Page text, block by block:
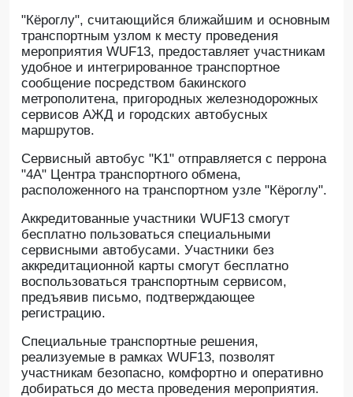
"Кёроглу", считающийся ближайшим и основным
транспортным узлом к месту проведения
мероприятия WUF13, предоставляет участникам
удобное и интегрированное транспортное
сообщение посредством бакинского
метрополитена, пригородных железнодорожных
сервисов АЖД и городских автобусных
маршрутов.
Сервисный автобус "K1" отправляется с перрона
"4A" Центра транспортного обмена,
расположенного на транспортном узле "Кёроглу".
Аккредитованные участники WUF13 смогут
бесплатно пользоваться специальными
сервисными автобусами. Участники без
аккредитационной карты смогут бесплатно
воспользоваться транспортным сервисом,
предъявив письмо, подтверждающее
регистрацию.
Специальные транспортные решения,
реализуемые в рамках WUF13, позволят
участникам безопасно, комфортно и оперативно
добираться до места проведения мероприятия.